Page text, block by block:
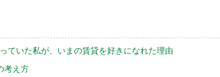
ていた私が、いまの賃貸を好きになれた理由
考え方